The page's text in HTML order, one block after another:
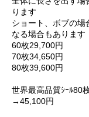
ります
ショート、ボブの場
なる場合もあります
60枚29,700円
70枚34,650円
80枚39,600円
世界最高品質ｼｰﾙ80
→45,100円